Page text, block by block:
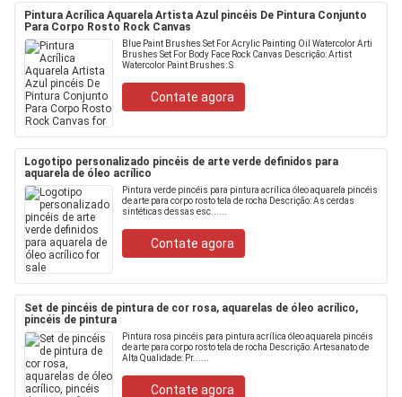
Pintura Acrílica Aquarela Artista Azul pincéis De Pintura Conjunto
Para Corpo Rosto Rock Canvas
Blue Paint Brushes Set For Acrylic Painting Oil Watercolor Arti
Brushes Set For Body Face Rock Canvas Descrição: Artist
Watercolor Paint Brushes: S
Contate agora
Logotipo personalizado pincéis de arte verde definidos para
aquarela de óleo acrílico
Pintura verde pincéis para pintura acrílica óleo aquarela pincéis
de arte para corpo rosto tela de rocha Descrição: As cerdas
sintéticas dessas esc......
Contate agora
Set de pincéis de pintura de cor rosa, aquarelas de óleo acrílico,
pincéis de pintura
Pintura rosa pincéis para pintura acrílica óleo aquarela pincéis
de arte para corpo rosto tela de rocha Descrição: Artesanato de
Alta Qualidade: Pr......
Contate agora